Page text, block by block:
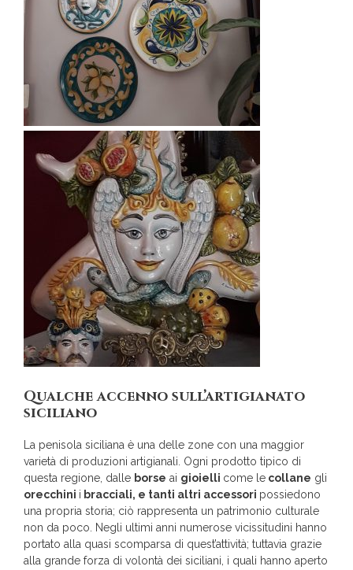
Qualche accenno sull’artigianato
siciliano
La penisola siciliana è una delle zone con una maggior
varietà di produzioni artigianali. Ogni prodotto tipico di
questa regione, dalle borse ai gioielli come le collane gli
orecchini i bracciali, e tanti altri accessori possiedono
una propria storia; ciò rappresenta un patrimonio culturale
non da poco. Negli ultimi anni numerose vicissitudini hanno
portato alla quasi scomparsa di quest’attività; tuttavia grazie
alla grande forza di volontà dei siciliani, i quali hanno aperto